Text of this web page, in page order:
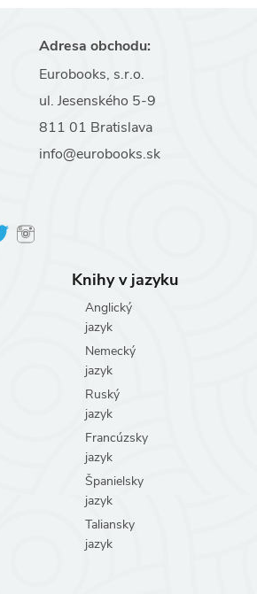
Adresa obchodu:
Eurobooks, s.r.o.
ul. Jesenského 5-9
811 01 Bratislava
info@eurobooks.sk
Knihy v jazyku
Anglický
jazyk
Nemecký
jazyk
Ruský
jazyk
Francúzsky
jazyk
Španielsky
jazyk
Taliansky
jazyk